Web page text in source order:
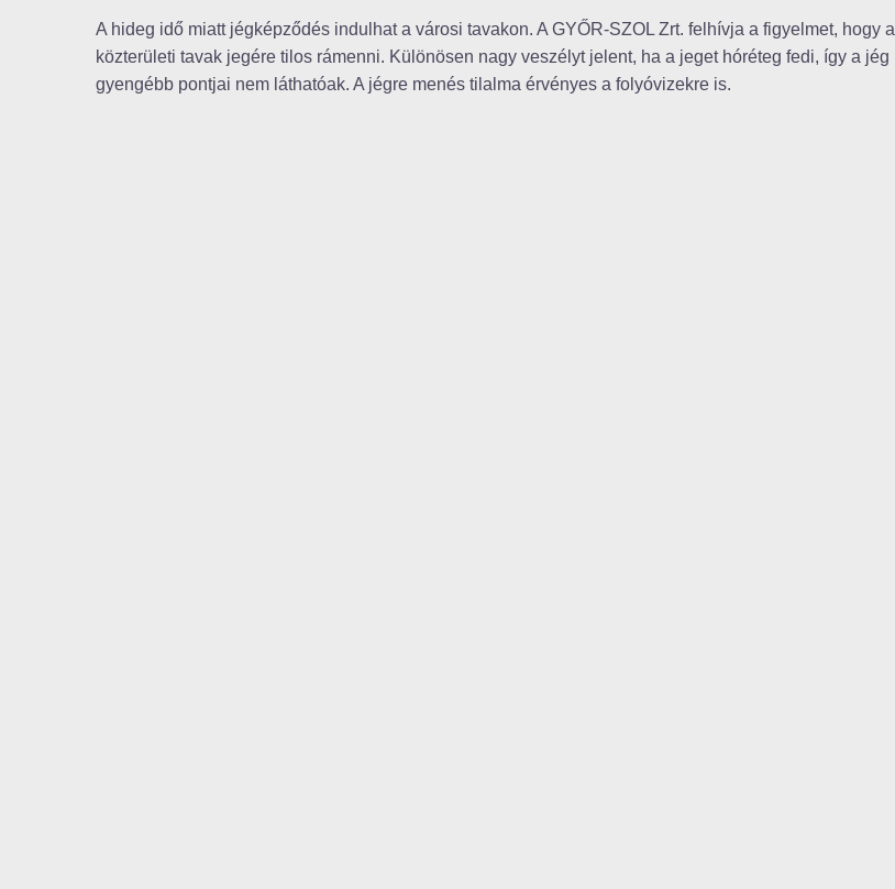
A hideg idő miatt jégképződés indulhat a városi tavakon. A GYŐR-SZOL Zrt. felhívja a figyelmet, hogy a
közterületi tavak jegére tilos rámenni. Különösen nagy veszélyt jelent, ha a jeget hóréteg fedi, így a jég
gyengébb pontjai nem láthatóak. A jégre menés tilalma érvényes a folyóvizekre is.